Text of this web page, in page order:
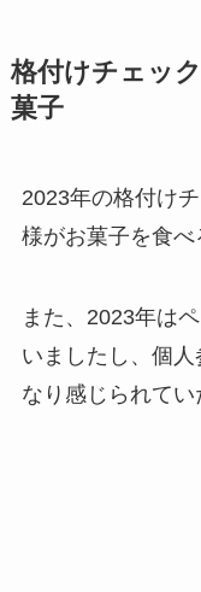
格付けチェッ
菓子
2023年の格付け
様がお菓子を食
また、2023年は
いましたし、個
なり感じられてい